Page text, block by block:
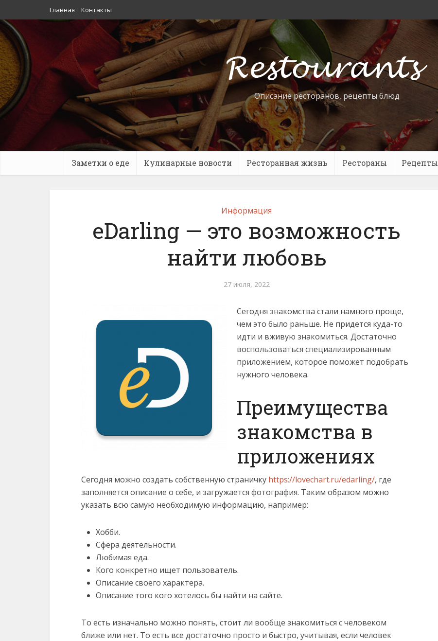
Главная Контакты
Описание ресторанов, рецепты блюд
Заметки о еде Кулинарные новости Ресторанная жизнь Рестораны Рецепты
Информация
eDarling — это возможность
найти любовь
27 июля, 2022
Сегодня знакомства стали намного проще,
чем это было раньше. Не придется куда-то
идти и вживую знакомиться. Достаточно
воспользоваться специализированным
приложением, которое поможет подобрать
нужного человека.
Преимущества
знакомства в
приложениях
Сегодня можно создать собственную страничку https://lovechart.ru/edarling/, где
заполняется описание о себе, и загружается фотография. Таким образом можно
указать всю самую необходимую информацию, например:
Хобби.
Сфера деятельности.
Любимая еда.
Кого конкретно ищет пользователь.
Описание своего характера.
Описание того кого хотелось бы найти на сайте.
То есть изначально можно понять, стоит ли вообще знакомиться с человеком
ближе или нет. То есть все достаточно просто и быстро, учитывая, если человек